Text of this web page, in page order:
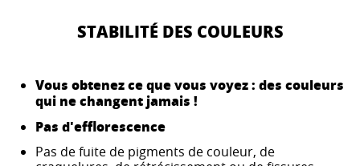
STABILITÉ DES COULEURS
Vous obtenez ce que vous voyez : des couleurs
qui ne changent jamais !
Pas d'efflorescence
Pas de fuite de pigments de couleur, de